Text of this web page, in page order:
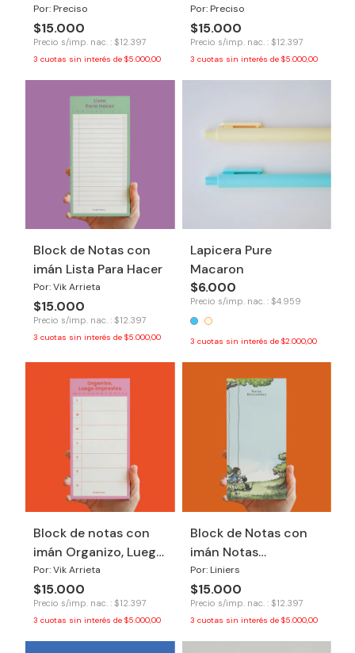
Por: Preciso
$15.000
Precio s/imp. nac. : $12.397
3 cuotas sin interés de $5.000,00
Por: Preciso
$15.000
Precio s/imp. nac. : $12.397
3 cuotas sin interés de $5.000,00
Block de Notas con
imán Lista Para Hacer
Por: Vik Arrieta
$15.000
Precio s/imp. nac. : $12.397
3 cuotas sin interés de $5.000,00
Lapicera Pure
Macaron
$6.000
Precio s/imp. nac. : $4.959
3 cuotas sin interés de $2.000,00
Block de notas con
imán Organizo, Luego
Improviso
Por: Vik Arrieta
$15.000
Precio s/imp. nac. : $12.397
3 cuotas sin interés de $5.000,00
Block de Notas con
imán Notas
Macanudas
Por: Liniers
$15.000
Precio s/imp. nac. : $12.397
3 cuotas sin interés de $5.000,00